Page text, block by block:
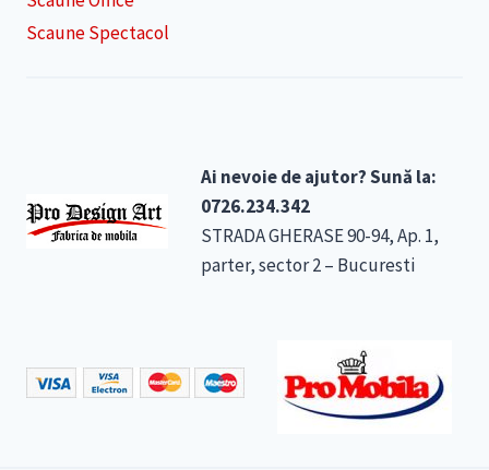
Scaune Spectacol
Ai nevoie de ajutor? Sună la:
0726.234.342
STRADA GHERASE 90-94, Ap. 1,
parter, sector 2 – Bucuresti